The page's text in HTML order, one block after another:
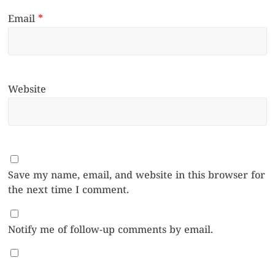
Email*
Website
Save my name, email, and website in this browser for
the next time I comment.
Notify me of follow-up comments by email.